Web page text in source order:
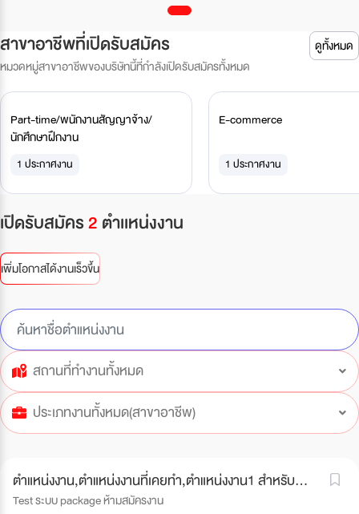
สาขาอาชีพที่เปิดรับสมัคร
หมวดหมู่สาขาอาชีพของบริษัทนี้ที่กำลังเปิดรับสมัครทั้งหมด
ดูทั้งหมด
Part-time/พนักงานสัญญาจ้าง/
นักศึกษาฝึกงาน
1 ประกาศงาน
E-commerce
1 ประกาศงาน
เปิดรับสมัคร2ตำเเหน่งงาน
เพิ่มโอกาสได้งานเร็วขึ้น
สถานที่ทำงานทั้งหมด
ประเภทงานทั้งหมด(สาขาอาชีพ)
ตำแหน่งงาน,ตำแหน่งงานที่เคยทำ,ตำแหน่งงาน1 สำหรับ
ทดสอบ ห้ามสมัครงาน
Test ระบบ package ห้ามสมัครงาน